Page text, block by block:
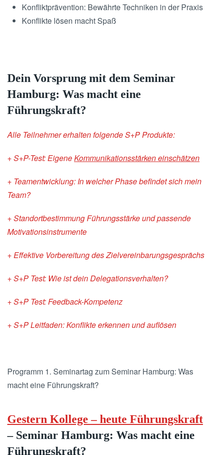
Konfliktprävention: Bewährte Techniken in der Praxis
Konflikte lösen macht Spaß
Dein Vorsprung mit dem Seminar
Hamburg: Was macht eine
Führungskraft?
Alle Teilnehmer erhalten folgende S+P Produkte:
+ S+P-Test: EigeneKommunikationsstärken einschätzen
+ Teamentwicklung: In welcher Phase befindet sich mein
Team?
+ Standortbestimmung Führungsstärke und passende
Motivationsinstrumente
+ Effektive Vorbereitung des Zielvereinbarungsgesprächs
+ S+P Test: Wie ist dein Delegationsverhalten?
+ S+P Test: Feedback-Kompetenz
+ S+P Leitfaden: Konflikte erkennen und auflösen
Programm 1. Seminartag zum Seminar Hamburg: Was
macht eine Führungskraft?
Gestern Kollege – heute Führungskraft
– Seminar Hamburg: Was macht eine
Führungskraft?